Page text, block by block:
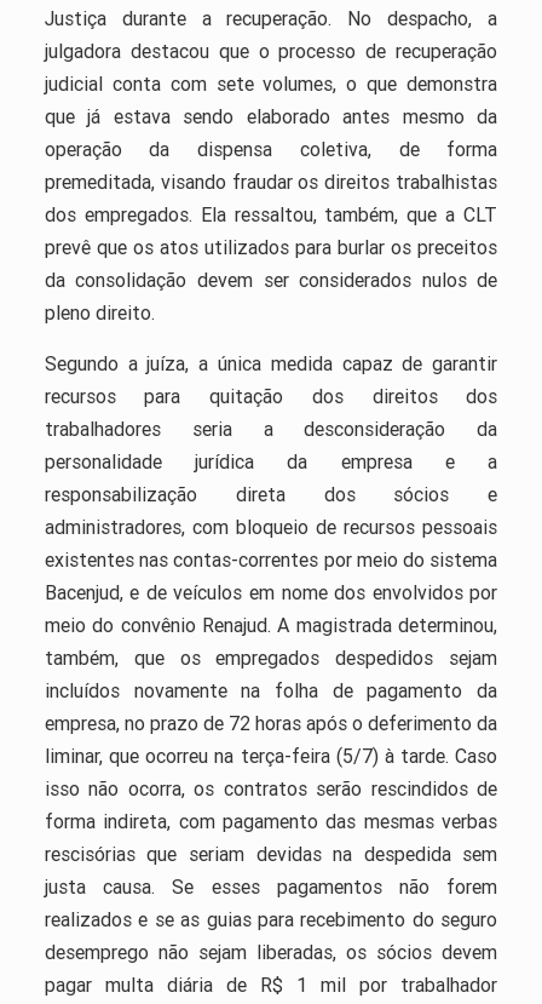
Justiça durante a recuperação. No despacho, a
julgadora destacou que o processo de recuperação
judicial conta com sete volumes, o que demonstra
que já estava sendo elaborado antes mesmo da
operação da dispensa coletiva, de forma
premeditada, visando fraudar os direitos trabalhistas
dos empregados. Ela ressaltou, também, que a CLT
prevê que os atos utilizados para burlar os preceitos
da consolidação devem ser considerados nulos de
pleno direito.
Segundo a juíza, a única medida capaz de garantir
recursos para quitação dos direitos dos
trabalhadores seria a desconsideração da
personalidade jurídica da empresa e a
responsabilização direta dos sócios e
administradores, com bloqueio de recursos pessoais
existentes nas contas-correntes por meio do sistema
Bacenjud, e de veículos em nome dos envolvidos por
meio do convênio Renajud. A magistrada determinou,
também, que os empregados despedidos sejam
incluídos novamente na folha de pagamento da
empresa, no prazo de 72 horas após o deferimento da
liminar, que ocorreu na terça-feira (5/7) à tarde. Caso
isso não ocorra, os contratos serão rescindidos de
forma indireta, com pagamento das mesmas verbas
rescisórias que seriam devidas na despedida sem
justa causa. Se esses pagamentos não forem
realizados e se as guias para recebimento do seguro
desemprego não sejam liberadas, os sócios devem
pagar multa diária de R$ 1 mil por trabalhador